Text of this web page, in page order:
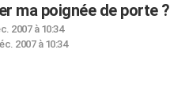
ma poignée de porte ?
2007 à 10:34
2007 à 10:34